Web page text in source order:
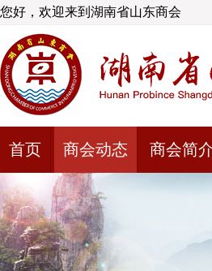
您好，欢迎来到湖南省山东商会
首页 商会动态 商会简